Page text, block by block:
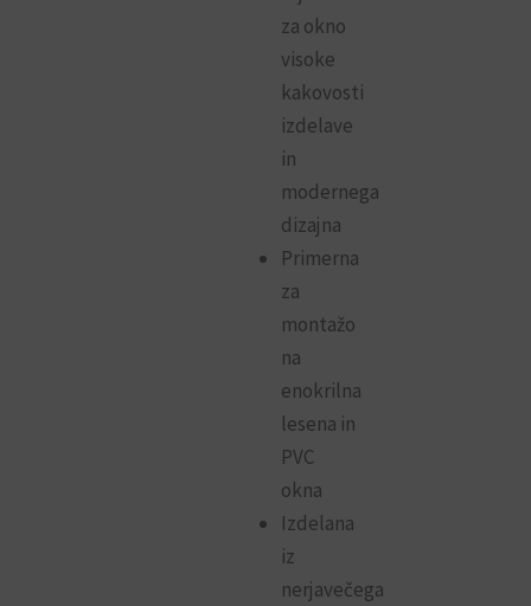
za okno
visoke
kakovosti
izdelave
in
modernega
dizajna
Primerna
za
montažo
na
enokrilna
lesena in
PVC
okna
Izdelana
iz
nerjavečega